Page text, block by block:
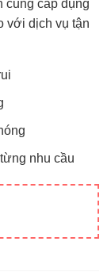
cấp dụng
với dịch vụ tận
nhu cầu